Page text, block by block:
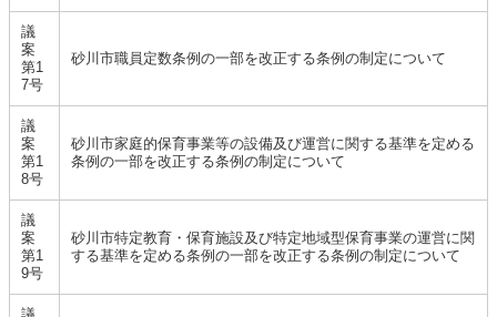
議
案
第1
7号
砂川市職員定数条例の一部を改正する条例の制定について
議
案
第1
8号
砂川市家庭的保育事業等の設備及び運営に関する基準を定める
条例の一部を改正する条例の制定について
議
案
第1
9号
砂川市特定教育・保育施設及び特定地域型保育事業の運営に関
する基準を定める条例の一部を改正する条例の制定について